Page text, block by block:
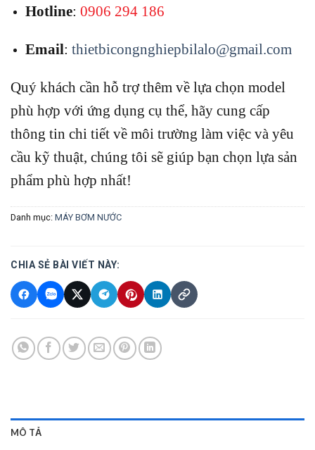
Hotline: 0906 294 186
Email: thietbicongnghiepbilalo@gmail.com
Quý khách cần hỗ trợ thêm về lựa chọn model
phù hợp với ứng dụng cụ thể, hãy cung cấp
thông tin chi tiết về môi trường làm việc và yêu
cầu kỹ thuật, chúng tôi sẽ giúp bạn chọn lựa sản
phẩm phù hợp nhất!
Danh mục: MÁY BƠM NƯỚC
CHIA SẺ BÀI VIẾT NÀY:
MÔ TẢ